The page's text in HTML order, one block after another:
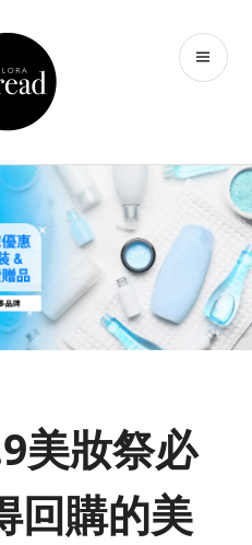
by
Hong
Kong
美妝祭必
回購的美